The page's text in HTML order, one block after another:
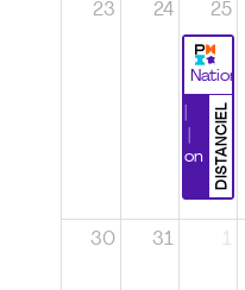
23 24 25
National
DISTANCIEL
Certification
30 31 1